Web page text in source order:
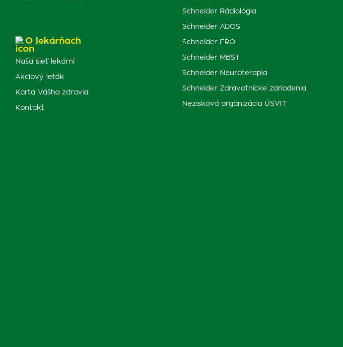
O lekárňach
Naša sieť lekární
Akciový leták
Karta Vášho zdravia
Kontakt
Schneider Rádiológia
Schneider ADOS
Schneider FRO
Schneider MBST
Schneider Neuroterapia
Schneider Zdravotnícke zariadenia
Nezisková organizácia ÚSVIT